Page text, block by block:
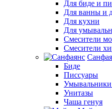
Для биде и
Для ванны и
Для кухни
Для
Смесители
Смесители
Биде
Писсуары
Унитазы
Чаша генуя